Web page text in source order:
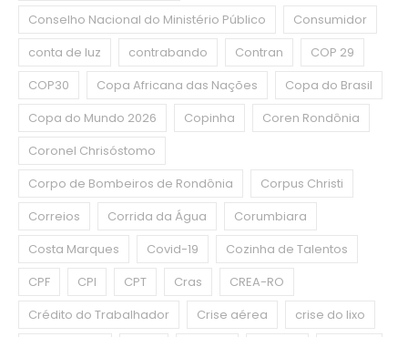
Conselho Nacional do Ministério Público
Consumidor
conta de luz
contrabando Contran
COP 29
COP30
Copa Africana das Nações
Copa do Brasil
Copa do Mundo 2026
Copinha
Coren Rondônia
Coronel Chrisóstomo
Corpo de Bombeiros de Rondônia
Corpus Christi
Correios
Corrida da Água
Corumbiara
Costa Marques
Covid-19
Cozinha de Talentos
CPF
CPI CPT Cras
CREA-RO
Crédito do Trabalhador
Crise aérea
crise do lixo